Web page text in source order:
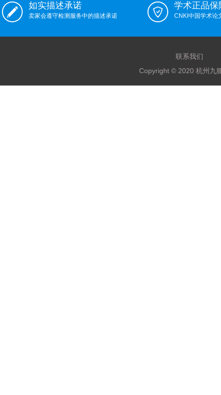
如实描述承诺
卖家会遵守检测服务中的描述承诺
学术正品保
CNKI中国学术论
联系我们
Copyright © 2020 杭州九